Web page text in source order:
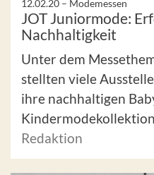
12.02.20 – Modemessen
JOT Juniormode:
Nachhaltigkeit
Unter dem
stellten viele
ihre nachhaltigen
Redaktion